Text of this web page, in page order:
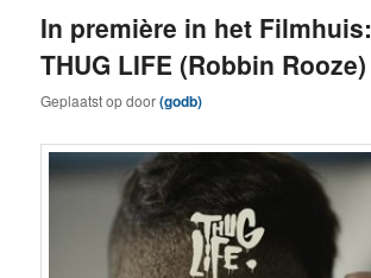
In première in het Filmhuis:
THUG LIFE (Robbin Rooze)
Geplaatst opdoor(godb)